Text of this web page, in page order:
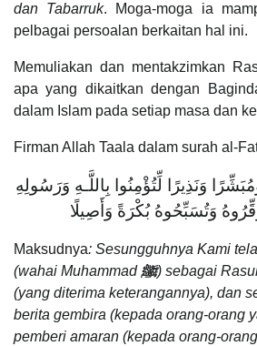
dan Tabarruk. Moga-moga ia
pelbagai persoalan berkaitan hal ini.
Memuliakan dan mentakzimkan
apa yang dikaitkan dengan
dalam Islam pada setiap masa dan
Firman Allah Taala dalam surah al-
وَنَذِيرًا لِّتُؤْمِنُوا بِاللَّـهِ وَرَسُولِهِ
وَتُسَبِّحُوهُ بُكْرَةً وَأَصِيلًا
Maksudnya: Sesungguhnya Kami
(wahai Muhammad ﷺ) sebagai
(yang diterima keterangannya), dan
berita gembira (kepada orang-orang
pemberi amaran (kepada orang-